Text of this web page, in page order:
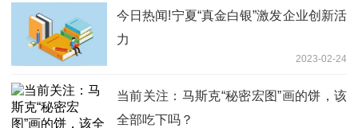
今日热闻!宁夏“真金白银”激发企业创新活
力
2023-02-24
当前关注：马斯克“秘密宏图”画的饼，该
全部吃下吗？